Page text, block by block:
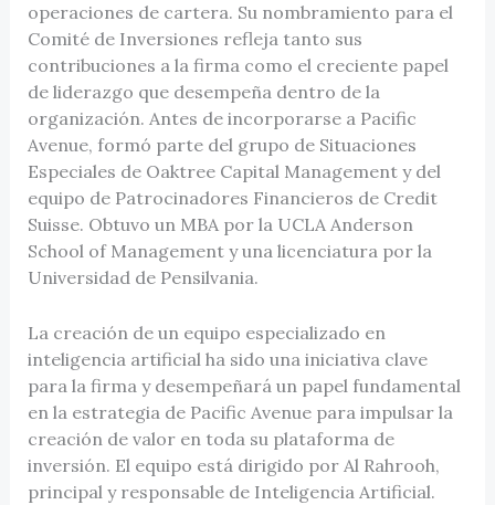
operaciones de cartera. Su nombramiento para el
Comité de Inversiones refleja tanto sus
contribuciones a la firma como el creciente papel
de liderazgo que desempeña dentro de la
organización. Antes de incorporarse a Pacific
Avenue, formó parte del grupo de Situaciones
Especiales de Oaktree Capital Management y del
equipo de Patrocinadores Financieros de Credit
Suisse. Obtuvo un MBA por la UCLA Anderson
School of Management y una licenciatura por la
Universidad de Pensilvania.
La creación de un equipo especializado en
inteligencia artificial ha sido una iniciativa clave
para la firma y desempeñará un papel fundamental
en la estrategia de Pacific Avenue para impulsar la
creación de valor en toda su plataforma de
inversión. El equipo está dirigido por Al Rahrooh,
principal y responsable de Inteligencia Artificial.